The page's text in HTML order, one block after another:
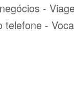
-
-